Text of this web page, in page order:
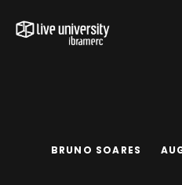
BRUNO SOARES